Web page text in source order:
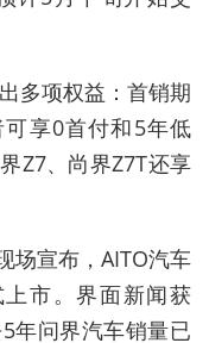
多项权益：首销期
享0首付和5年低
Z7、尚界Z7T还享
场宣布， AITO汽车
上市。界面新闻获
5年问界汽车销量已